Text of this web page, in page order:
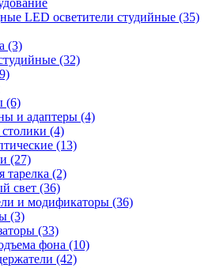
LED осветители студийные (35)
(3)
(32)
(6)
и адаптеры (4)
(4)
(13)
(27)
тарелка (2)
свет (36)
и модификаторы (36)
(3)
(33)
фона (10)
(42)